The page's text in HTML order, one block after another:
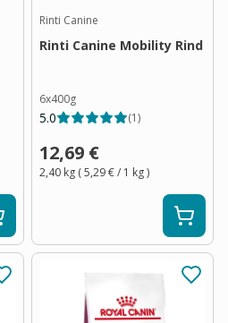
Rinti Canine
Rinti Canine Mobility Rind
6x400g
5.0 (1)
12,69 €
2,40 kg (5,29 €/ 1 kg)